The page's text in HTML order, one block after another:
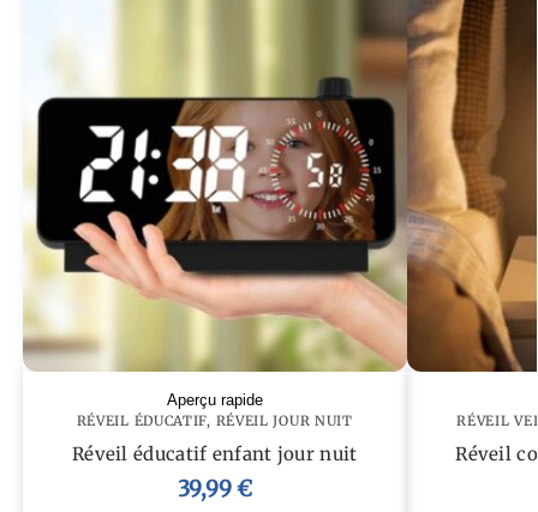
Aperçu rapide
RÉVEIL ÉDUCATIF, RÉVEIL JOUR NUIT
Réveil éducatif enfant jour nuit
39,99€
RÉVEIL
Réveil